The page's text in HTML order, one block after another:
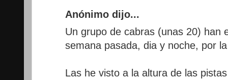
Anónimo dijo...
Un grupo de cabras (unas 20) han
semana pasada, dia y noche, por
Las he visto a la altura de las